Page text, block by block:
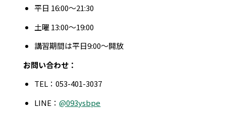
平日 16:00〜21:30
土曜 13:00〜19:00
講習期間は平日9:00〜開放
お問い合わせ：
TEL：053-401-3037
LINE：@093ysbpe